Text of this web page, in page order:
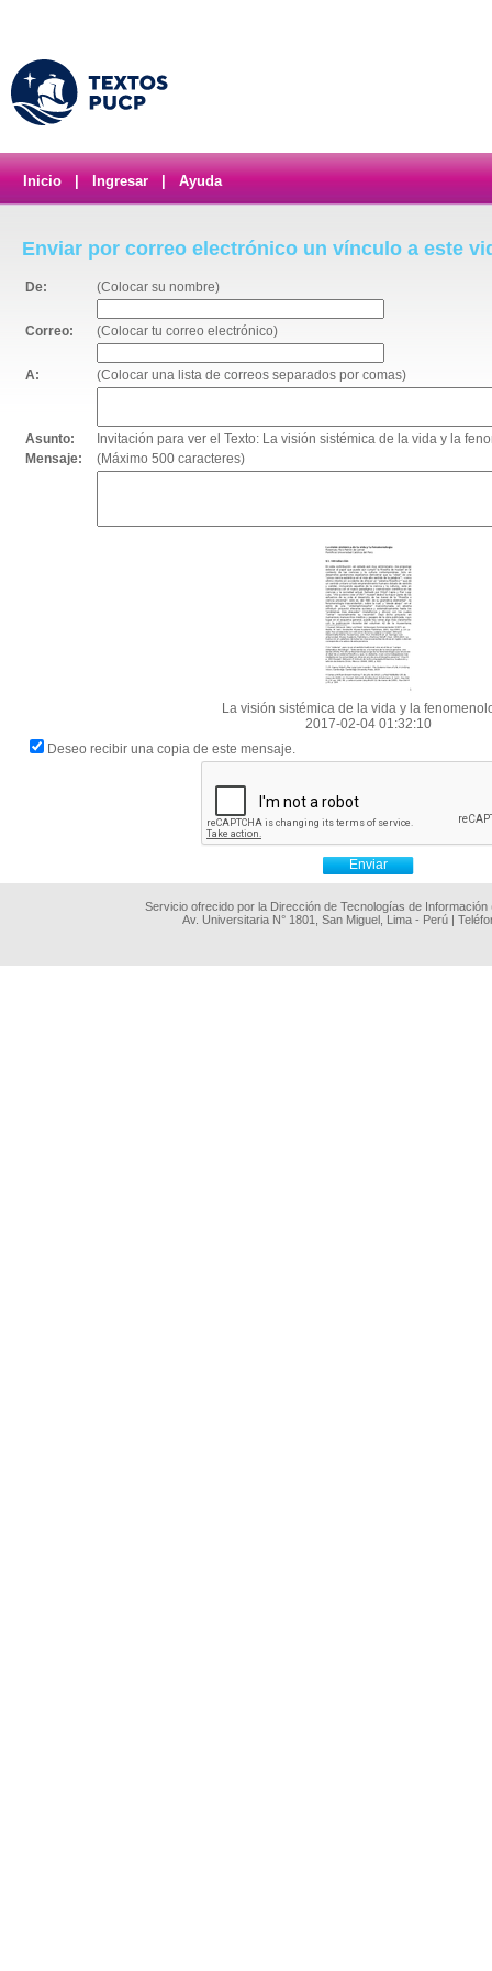
Inicio Ingresar Ayuda
Enviar por correo electrónico un vínculo a este
De: (Colocar su nombre)
Correo: (Colocar tu correo electrónico)
A: (Colocar una lista de correos separados por comas)
Asunto:
Invitación para ver el Texto: La visión sistémica de la vida y la
Mensaje:
(Máximo 500 caracteres)
La visión sistémica de la vida y la
2017-02-04 01:32:10
Deseo recibir una copia de este mensaje.
Servicio ofrecido por la Dirección de Tecnologías de
Av. Universitaria N° 1801, San Miguel, Lima - Perú |